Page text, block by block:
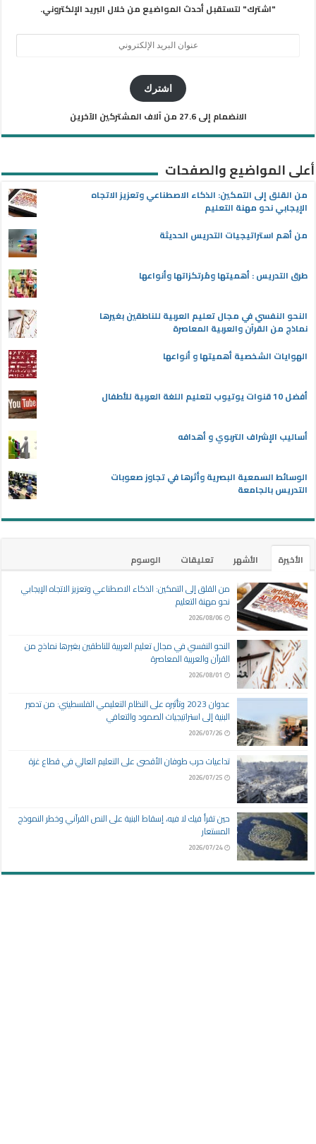
"اشترك" لتستقبل أحدث المواضيع من خلال البريد الإلكتروني.
اشترك
الانضمام إلى 27.6 من آلاف المشتركين الآخرين
أعلى المواضيع والصفحات
من القلق إلى التمكين: الذكاء الاصطناعي وتعزيز الاتجاه
الإيجابي نحو مهنة التعليم
من أهم استراتيجيات التدريس الحديثة
طرق التدريس : أهميتها ومُرتكزاتها وأنواعها
النحو النفسي في مجال تعليم العربية للناطقين بغيرها
نماذج من القرآن والعربية المعاصرة
الهوايات الشخصية أهميتها و أنواعها
أفضل 10 قنوات يوتيوب لتعليم اللغة العربية للأطفال
أساليب الإشراف التربوي و أهدافه
الوسائط السمعية البصرية وأثرها في تجاوز صعوبات
التدريس بالجامعة
الأخيرة الأشهر تعليقات
الوسوم
من القلق إلى التمكين: الذكاء الاصطناعي وتعزيز الاتجاه الإيجابي
نحو مهنة التعليم
2026/08/06
النحو النفسي في مجال تعليم العربية للناطقين بغيرها نماذج من
القرآن والعربية المعاصرة
2026/08/01
عدوان 2023 وتأثيره على النظام التعليمي الفلسطيني: من تدمير
البنية إلى استراتيجيات الصمود والتعافي
2026/07/26
تداعيات حرب طوفان الأقصى على التعليم العالي في قطاع غزة
2026/07/25
حين تقرأ فيك لا فيه، إسقاط البنية على النص القرآني وخطر النموذج
المستعار
2026/07/24